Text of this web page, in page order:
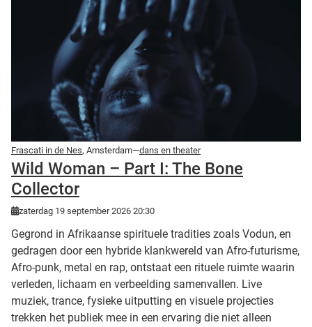
Frascati in de Nes, Amsterdam—dans en theater
Wild Woman – Part I: The Bone
Collector
zaterdag 19 september 2026 20:30
Gegrond in Afrikaanse spirituele tradities zoals Vodun, en
gedragen door een hybride klankwereld van Afro-futurisme,
Afro-punk, metal en rap, ontstaat een rituele ruimte waarin
verleden, lichaam en verbeelding samenvallen. Live
muziek, trance, fysieke uitputting en visuele projecties
trekken het publiek mee in een ervaring die niet alleen